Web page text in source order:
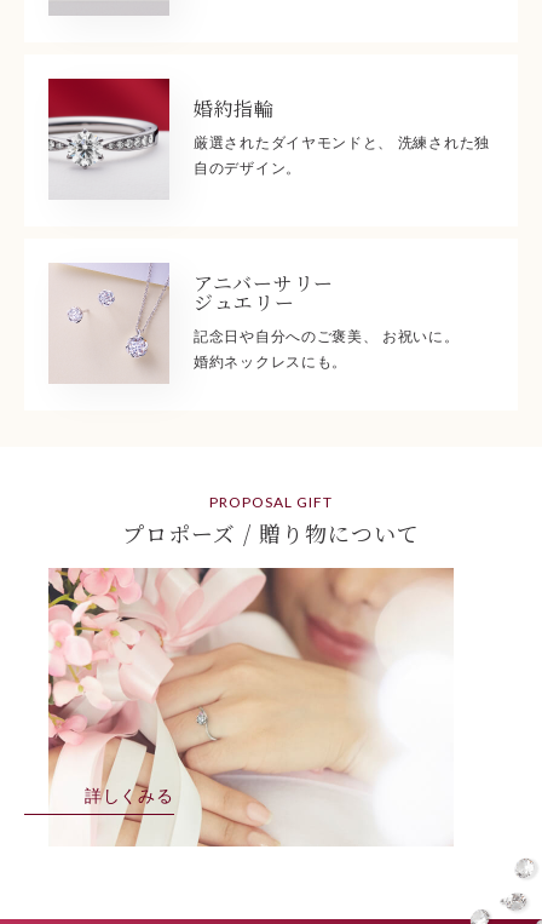
婚約指輪
厳選されたダイヤモンドと、 洗練された独
自のデザイン。
アニバーサリー
ジュエリー
記念日や自分へのご褒美、 お祝いに。
婚約ネックレスにも。
PROPOSAL GIFT
プロポーズ / 贈り物について
詳しくみる